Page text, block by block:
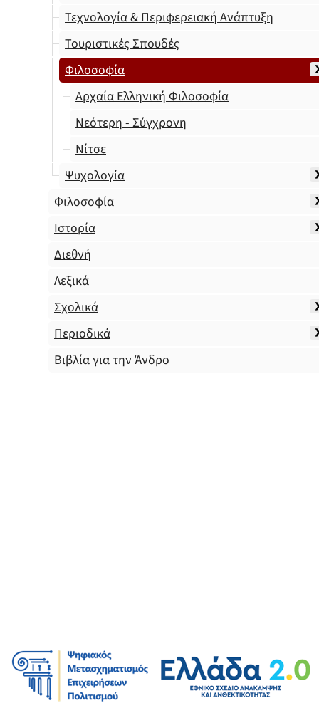
Τεχνολογία & Περιφερειακή Ανάπτυξη
Τουριστικές Σπουδές
Φιλοσοφία
Αρχαία Ελληνική Φιλοσοφία
Νεότερη - Σύγχρονη
Νίτσε
Ψυχολογία
Φιλοσοφία
Ιστορία
Διεθνή
Λεξικά
Σχολικά
Περιοδικά
Βιβλία για την Άνδρο